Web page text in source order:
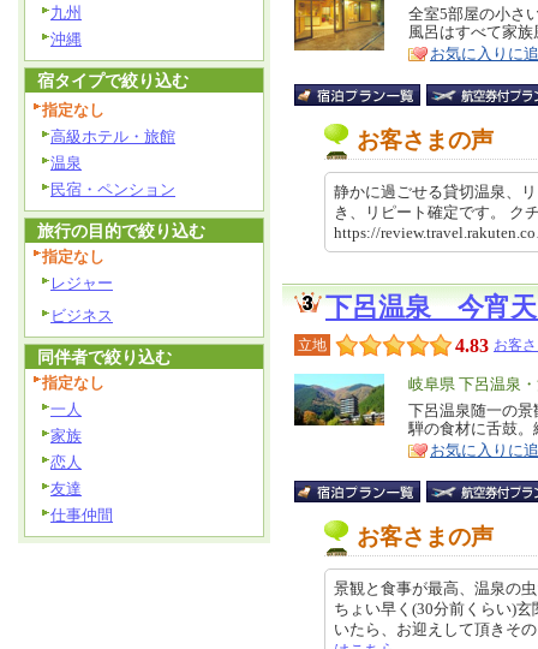
リ
ア
特
徴
全室5部屋の小さ
風呂はすべて家
お気に入りに
お客さまの声
静かに過ごせる貸切温泉、
き、リピート確定です。
https://
下呂温泉 今宵
立地 4.83 お客
エ
リ
ア
岐阜県 下呂温泉
特
徴
下呂温泉随一の
騨の食材に舌鼓
お気に入りに
お客さまの声
景観と食事が最高、温泉の
ちょい早く(30分前くらい)
いたら、お迎えして頂きそ
九州
沖縄
宿タイプで絞り込む
指定なし
高級ホテル・旅館
温泉
民宿・ペンション
旅行の目的で絞り込む
指定なし
レジャー
ビジネス
同伴者で絞り込む
指定なし
一人
家族
恋人
友達
仕事仲間